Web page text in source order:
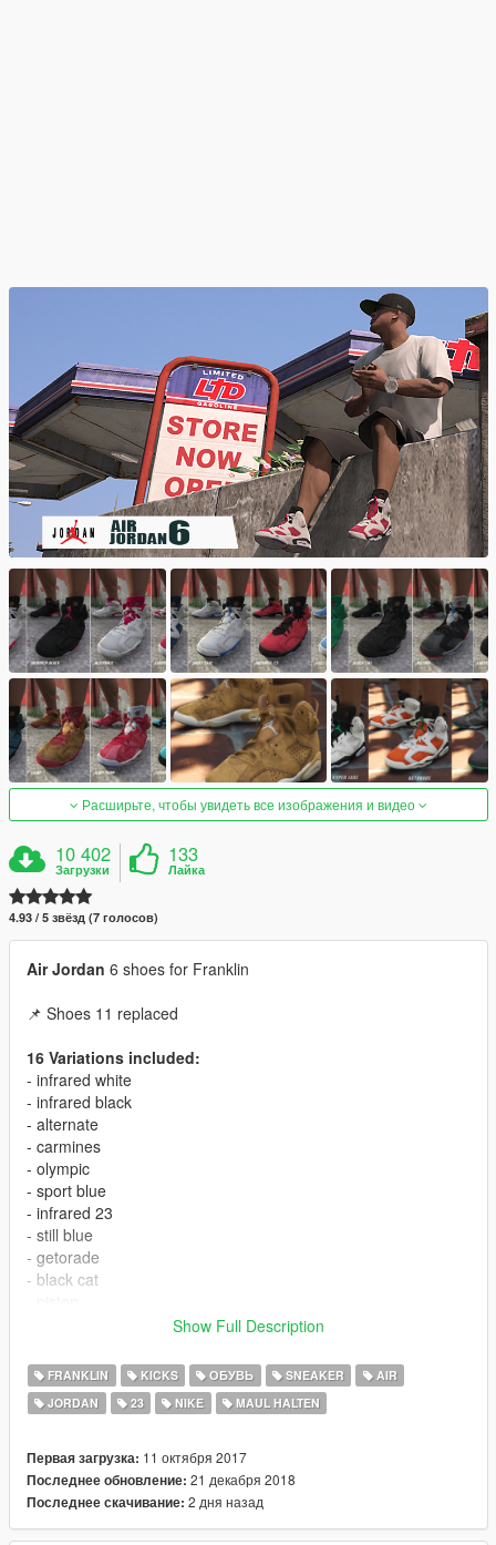
Расширьте, чтобы увидеть все изображения и видео
10 402
Загрузки
133
Лайка
4.93 / 5 звёзд (7 голосов)
Air Jordan 6 shoes for Franklin
📌 Shoes 11 replaced
16 Variations included:
- infrared white
- infrared black
- alternate
- carmines
- olympic
- sport blue
- infrared 23
- still blue
- getorade
- black cat
- cigar
- slam dunk
- turbo green
EXTRA:
- golden harvest
- hyper jade
- getorade
Show Full Description
FRANKLIN KICKS ОБУВЬ SNEAKER
AIR
JORDAN
23 NIKE MAUL HALTEN
Первая загрузка: 11 октября 2017
Последнее обновление: 21 декабря 2018
Последнее скачивание: 2 дня назад